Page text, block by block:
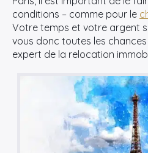
conditions – comme pour le
Votre temps et votre argent
vous donc toutes les
expert de la relocation